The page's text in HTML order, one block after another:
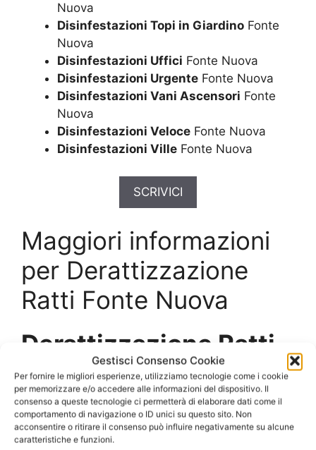
Gestisci Consenso Cookie
Per fornire le migliori esperienze, utilizziamo tecnologie come i cookie
per memorizzare e/o accedere alle informazioni del dispositivo. Il
consenso a queste tecnologie ci permetterà di elaborare dati come il
comportamento di navigazione o ID unici su questo sito. Non
acconsentire o ritirare il consenso può influire negativamente su alcune
caratteristiche e funzioni.
Nuova
Disinfestazioni Topi in Giardino Fonte
Nuova
Disinfestazioni Uffici Fonte Nuova
Disinfestazioni Urgente Fonte Nuova
Disinfestazioni Vani Ascensori Fonte
Nuova
Disinfestazioni Veloce Fonte Nuova
Disinfestazioni Ville Fonte Nuova
SCRIVICI
Maggiori informazioni
per Derattizzazione
Ratti Fonte Nuova
Derattizzazione Ratti
Fonte Nuovacon
prodotti e tecniche
professionali